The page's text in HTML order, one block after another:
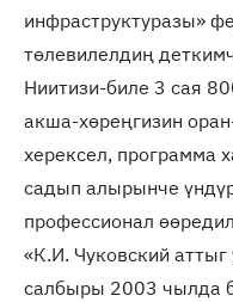
инфраструктуразы»
төлевилелдиң
Ниитизи-биле 3 сая
акша-хөреңгизин
херексел, программа
садып алырынче
профессионал
«К.И. Чуковский
салбыры 2003 чылда